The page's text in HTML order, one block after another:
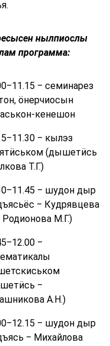
нылпиослы
программа:
‒ семинарез
ӧнерчиосын
кенешон
‒ кылэз
(дышетӥсь
Т.Г.)
‒ шудон дыр
‒ Кудрявцева
Родионова М.Г.)
‒
‒
А.Н.)
‒ шудон дыр
‒ Михайлова